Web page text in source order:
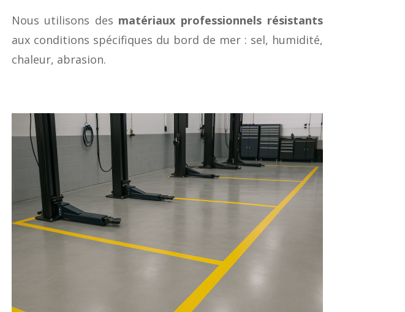
Nous utilisons des matériaux professionnels résistants
aux conditions spécifiques du bord de mer : sel, humidité,
chaleur, abrasion.